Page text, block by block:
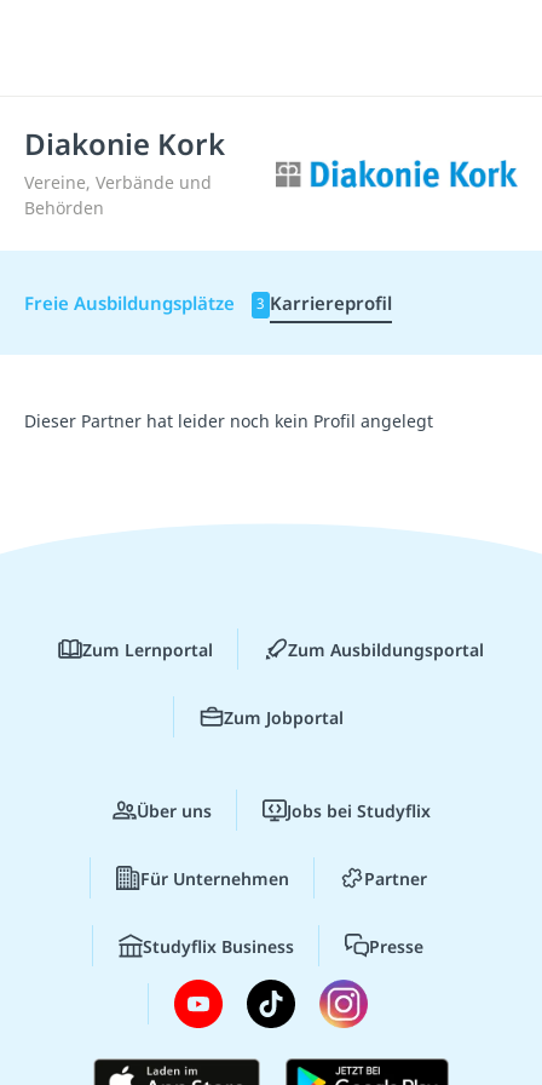
Diakonie Kork
Vereine, Verbände und
Behörden
Freie Ausbildungsplätze 3 Karriereprofil
Dieser Partner hat leider noch kein Profil angelegt
Zum Lernportal Zum Ausbildungsportal
Zum Jobportal
Über uns Jobs bei Studyflix
Für Unternehmen Partner
Studyflix Business Presse